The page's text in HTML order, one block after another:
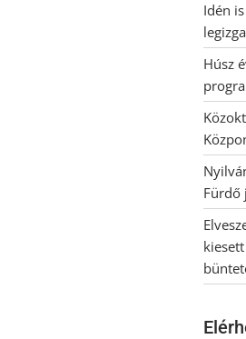
Idén
Húsz
Fürdő